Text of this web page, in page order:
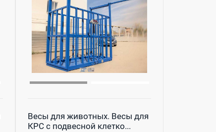
Весы для животных. Весы для
КРС с подвесной клетко...